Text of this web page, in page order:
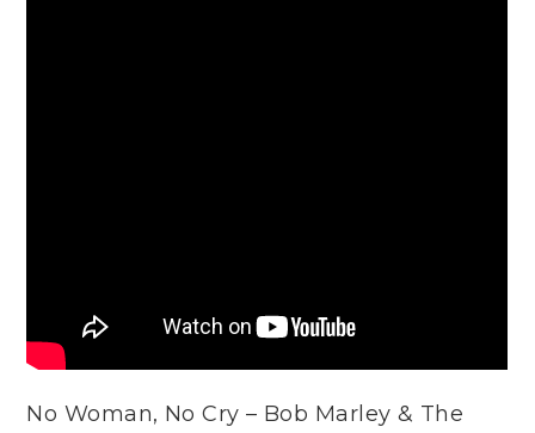
No Woman, No Cry – Bob Marley & The